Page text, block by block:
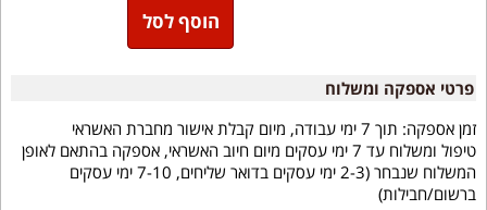
הוסף לסל
פרטי אספקה ומשלוח
זמן אספקה: תוך 7 ימי עבודה, מיום קבלת אישור מחברת האשראי
טיפול ומשלוח עד 7 ימי עסקים מיום חיוב האשראי, אספקה בהתאם לאופן
המשלוח שנבחר (2-3 ימי עסקים בדואר שליחים, 7-10 ימי עסקים
ברשום/חבילות)